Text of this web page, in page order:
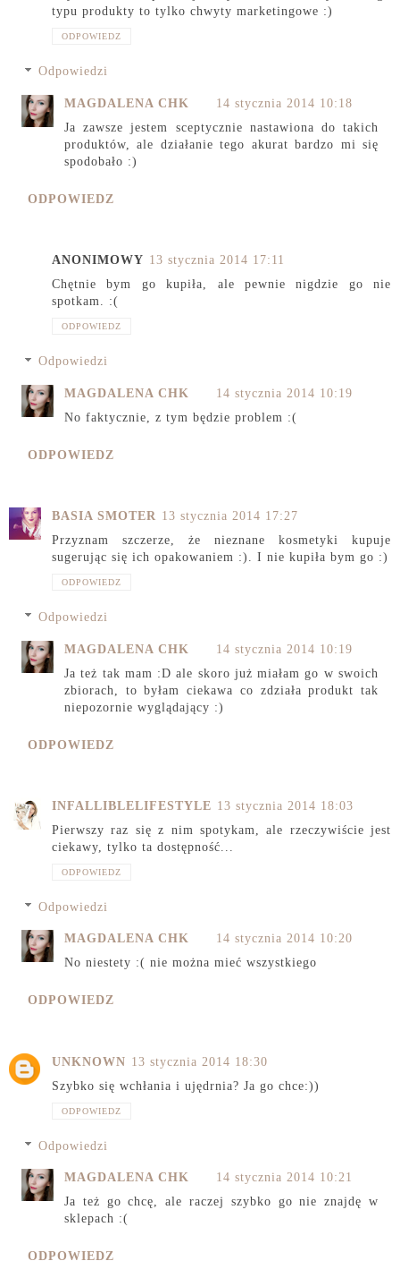
typu produkty to tylko chwyty marketingowe :)
ODPOWIEDZ
Odpowiedzi
MAGDALENA CHK
14 stycznia 2014 10:18
Ja zawsze jestem sceptycznie nastawiona do takich
produktów, ale działanie tego akurat bardzo mi się
spodobało :)
ODPOWIEDZ
ANONIMOWY 13 stycznia 2014 17:11
Chętnie bym go kupiła, ale pewnie nigdzie go nie
spotkam. :(
ODPOWIEDZ
Odpowiedzi
MAGDALENA CHK
14 stycznia 2014 10:19
No faktycznie, z tym będzie problem :(
ODPOWIEDZ
BASIA SMOTER 13 stycznia 2014 17:27
Przyznam szczerze, że nieznane kosmetyki kupuje
sugerując się ich opakowaniem :). I nie kupiła bym go :)
ODPOWIEDZ
Odpowiedzi
MAGDALENA CHK
14 stycznia 2014 10:19
Ja też tak mam :D ale skoro już miałam go w swoich
zbiorach, to byłam ciekawa co zdziała produkt tak
niepozornie wyglądający :)
ODPOWIEDZ
INFALLIBLELIFESTYLE 13 stycznia 2014 18:03
Pierwszy raz się z nim spotykam, ale rzeczywiście jest
ciekawy, tylko ta dostępność...
ODPOWIEDZ
Odpowiedzi
MAGDALENA CHK
14 stycznia 2014 10:20
No niestety :( nie można mieć wszystkiego
ODPOWIEDZ
UNKNOWN 13 stycznia 2014 18:30
Szybko się wchłania i ujędrnia? Ja go chce:))
ODPOWIEDZ
Odpowiedzi
MAGDALENA CHK
14 stycznia 2014 10:21
Ja też go chcę, ale raczej szybko go nie znajdę w
sklepach :(
ODPOWIEDZ